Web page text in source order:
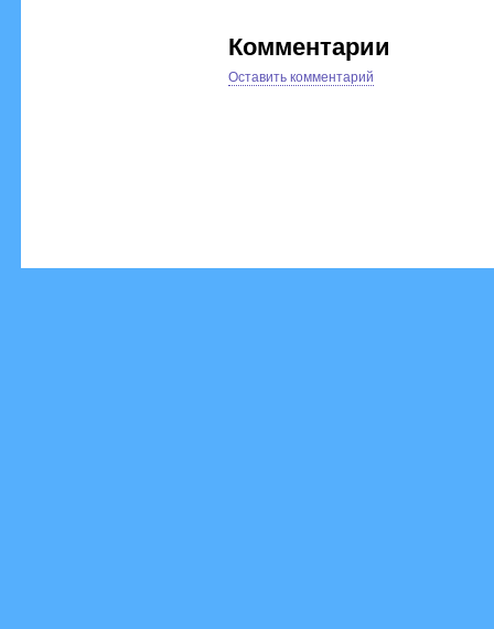
Комментарии
Оставить комментарий